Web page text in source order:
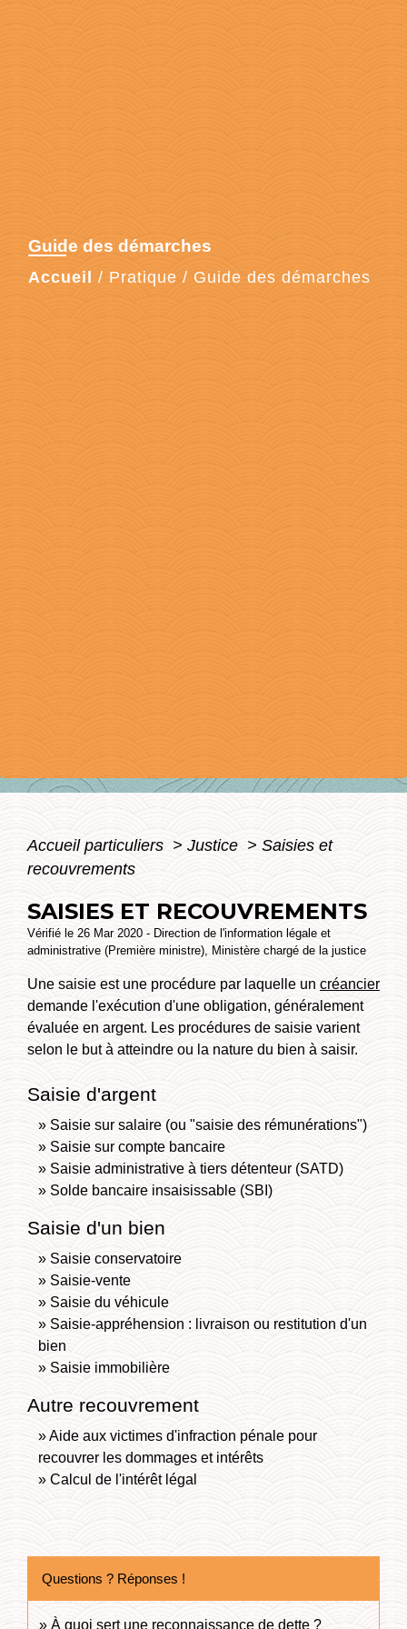
Guide des démarches
Accueil / Pratique / Guide des démarches
Accueil particuliers > Justice > Saisies et
recouvrements
SAISIES ET RECOUVREMENTS
Vérifié le 26 Mar 2020 - Direction de l'information légale et
administrative (Première ministre), Ministère chargé de la justice
Une saisie est une procédure par laquelle un créancier
demande l'exécution d'une obligation, généralement
évaluée en argent. Les procédures de saisie varient
selon le but à atteindre ou la nature du bien à saisir.
Saisie d'argent
Saisie sur salaire (ou "saisie des rémunérations")
Saisie sur compte bancaire
Saisie administrative à tiers détenteur (SATD)
Solde bancaire insaisissable (SBI)
Saisie d'un bien
Saisie conservatoire
Saisie-vente
Saisie du véhicule
Saisie-appréhension : livraison ou restitution d'un
bien
Saisie immobilière
Autre recouvrement
Aide aux victimes d'infraction pénale pour
recouvrer les dommages et intérêts
Calcul de l'intérêt légal
Questions ? Réponses !
À quoi sert une reconnaissance de dette ?